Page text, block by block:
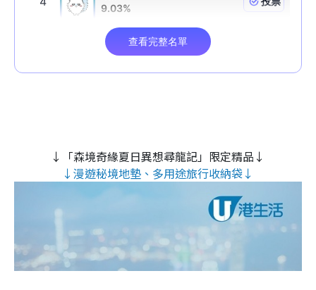
↓「森境奇緣夏日異想尋龍記」限定精品↓
↓漫遊秘境地墊、多用途旅行收納袋↓